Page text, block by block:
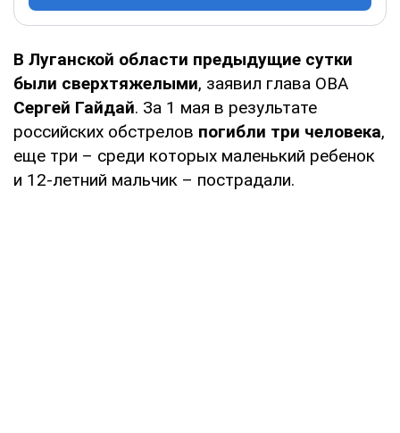
В Луганской области предыдущие сутки
были сверхтяжелыми, заявил глава ОВА
Сергей Гайдай. За 1 мая в результате
российских обстрелов погибли три человека,
еще три – среди которых маленький ребенок
и 12-летний мальчик – пострадали.